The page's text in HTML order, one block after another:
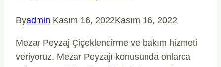
Byadmin Kasım 16, 2022Kasım 16, 2022
Mezar Peyzaj Çiçeklendirme ve bakım hizmeti
veriyoruz. Mezar Peyzajı konusunda onlarca